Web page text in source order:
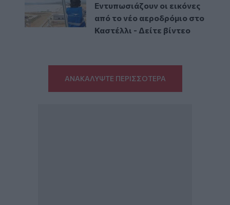
Εντυπωσιάζουν οι εικόνες
από το νέο αεροδρόμιο στο
Καστέλλι - Δείτε βίντεο
ΑΝΑΚΑΛΥΨΤΕ ΠΕΡΙΣΣΟΤΕΡΑ